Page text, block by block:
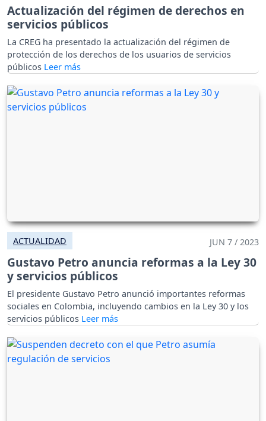
Actualización del régimen de derechos en
servicios públicos
La CREG ha presentado la actualización del régimen de
protección de los derechos de los usuarios de servicios
públicos
ACTUALIDAD JUN 7 / 2023
Gustavo Petro anuncia reformas a la Ley 30
y servicios públicos
El presidente Gustavo Petro anunció importantes reformas
sociales en Colombia, incluyendo cambios en la Ley 30 y los
servicios públicos